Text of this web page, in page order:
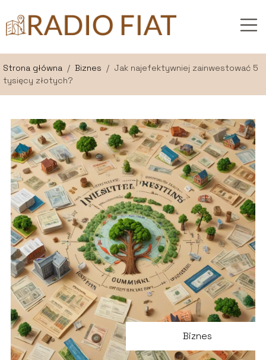
Strona główna / Biznes / Jak najefektywniej zainwestować 5
tysięcy złotych?
Biznes